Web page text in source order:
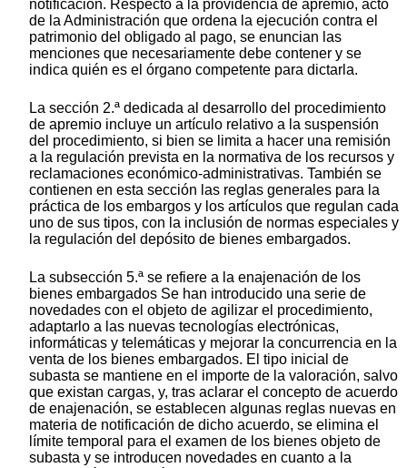
notificación. Respecto a la providencia de apremio, acto
de la Administración que ordena la ejecución contra el
patrimonio del obligado al pago, se enuncian las
menciones que necesariamente debe contener y se
indica quién es el órgano competente para dictarla.
La sección 2.ª dedicada al desarrollo del procedimiento
de apremio incluye un artículo relativo a la suspensión
del procedimiento, si bien se limita a hacer una remisión
a la regulación prevista en la normativa de los recursos y
reclamaciones económico-administrativas. También se
contienen en esta sección las reglas generales para la
práctica de los embargos y los artículos que regulan cada
uno de sus tipos, con la inclusión de normas especiales y
la regulación del depósito de bienes embargados.
La subsección 5.ª se refiere a la enajenación de los
bienes embargados Se han introducido una serie de
novedades con el objeto de agilizar el procedimiento,
adaptarlo a las nuevas tecnologías electrónicas,
informáticas y telemáticas y mejorar la concurrencia en la
venta de los bienes embargados. El tipo inicial de
subasta se mantiene en el importe de la valoración, salvo
que existan cargas, y, tras aclarar el concepto de acuerdo
de enajenación, se establecen algunas reglas nuevas en
materia de notificación de dicho acuerdo, se elimina el
límite temporal para el examen de los bienes objeto de
subasta y se introducen novedades en cuanto a la